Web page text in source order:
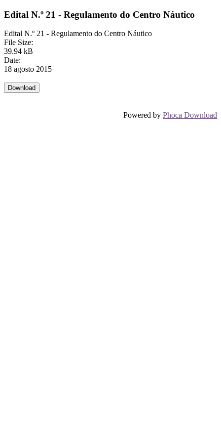
Edital N.º 21 - Regulamento do Centro Náutico
Edital N.º 21 - Regulamento do Centro Náutico
File Size:
39.94 kB
Date:
18 agosto 2015
Powered by Phoca Download